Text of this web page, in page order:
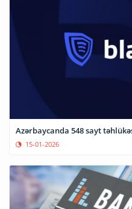
Azərbaycanda 548 sayt
15-01-2026